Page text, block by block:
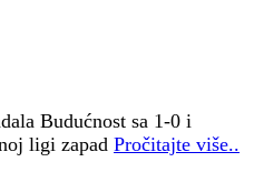
Budućnost sa 1-0 i
ligi zapad Pročitajte više..